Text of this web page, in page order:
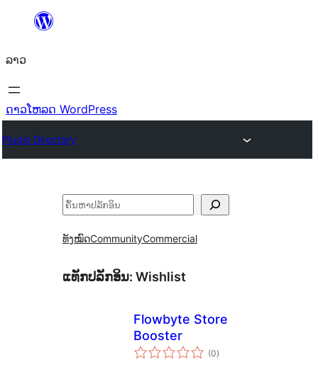
ທີ່
ເນື້ອຫາ
ລາວ
ດາວໂຫລດ WordPress
Plugin Directory
ຄົ້ນຫາ
ທັງໝົດCommunityCommercial
ແທັກປລັກອິນ: Wishlist
Flowbyte Store
Booster
(0ຄະແນນ
ທັງໝົດ
)